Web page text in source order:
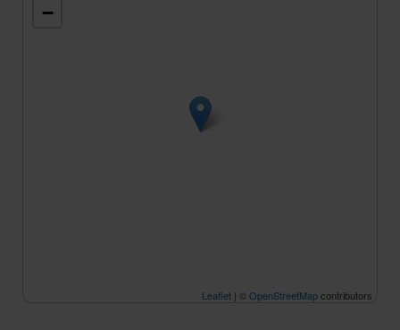
−
Leaflet | ©OpenStreetMapcontributors